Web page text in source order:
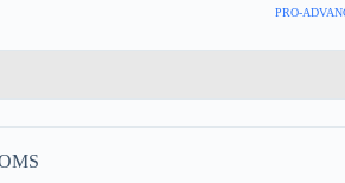
PRO-